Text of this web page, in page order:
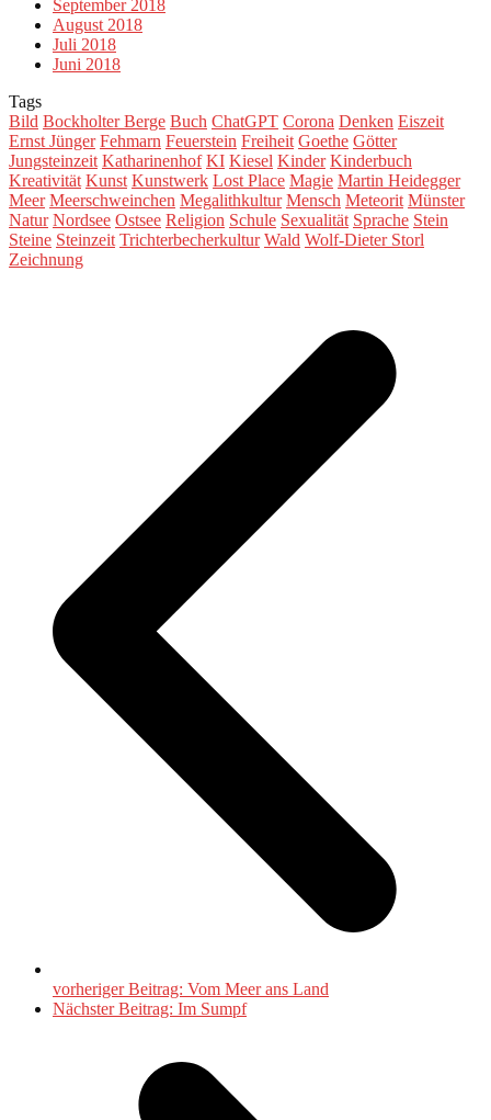
September 2018
August 2018
Juli 2018
Juni 2018
Tags
Bild Bockholter Berge Buch ChatGPT Corona Denken Eiszeit
Ernst Jünger Fehmarn Feuerstein Freiheit Goethe Götter
Jungsteinzeit Katharinenhof KI Kiesel Kinder Kinderbuch
Kreativität Kunst Kunstwerk Lost Place Magie Martin Heidegger
Meer Meerschweinchen Megalithkultur Mensch Meteorit Münster
Natur Nordsee Ostsee Religion Schule Sexualität Sprache Stein
Steine Steinzeit Trichterbecherkultur Wald Wolf-Dieter Storl
Zeichnung
vorheriger Beitrag: Vom Meer ans Land
Nächster Beitrag: Im Sumpf